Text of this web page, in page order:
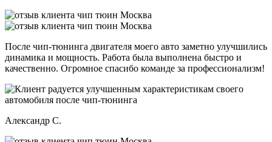
После чип-тюнинга двигателя моего авто заметно улучшились
динамика и мощность. Работа была выполнена быстро и
качественно. Огромное спасибо команде за профессионализм!
Александр С.